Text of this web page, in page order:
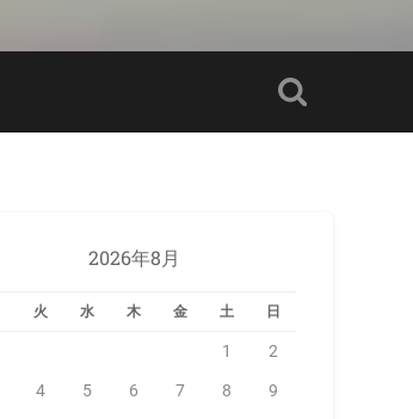
2026年8月
火 水 木 金 土 日
1 2
4 5 6 7 8 9